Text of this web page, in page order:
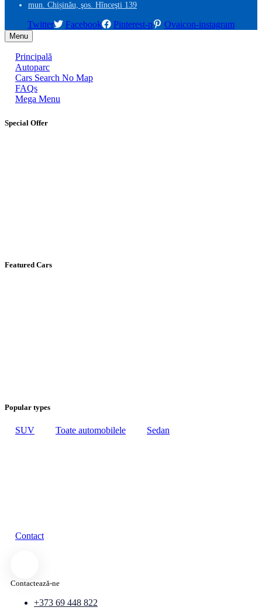
mun. Chișinău, şos. Hînceşti 139
Twitter Facebook Pinterest-p Ovaicon-instagram
Menu
Principală
Autoparc
Cars Search No Map
FAQs
Mega Menu
Special Offer
Featured Cars
Popular types
SUV Toate automobilele Sedan
Contact
Contactează-ne
+373 69 448 822